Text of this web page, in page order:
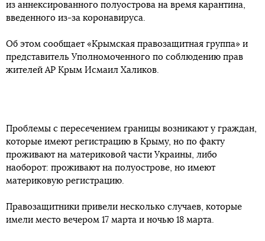
из аннексированного полуострова на время карантина,
введенного из-за коронавируса.
Об этом сообщает «Крымская правозащитная группа» и
представитель Уполномоченного по соблюдению прав
жителей АР Крым Исмаил Халиков.
Проблемы с пересечением границы возникают у граждан,
которые имеют регистрацию в Крыму, но по факту
проживают на материковой части Украины, либо
наоборот: проживают на полуострове, но имеют
материковую регистрацию.
Правозащитники привели несколько случаев, которые
имели место вечером 17 марта и ночью 18 марта.